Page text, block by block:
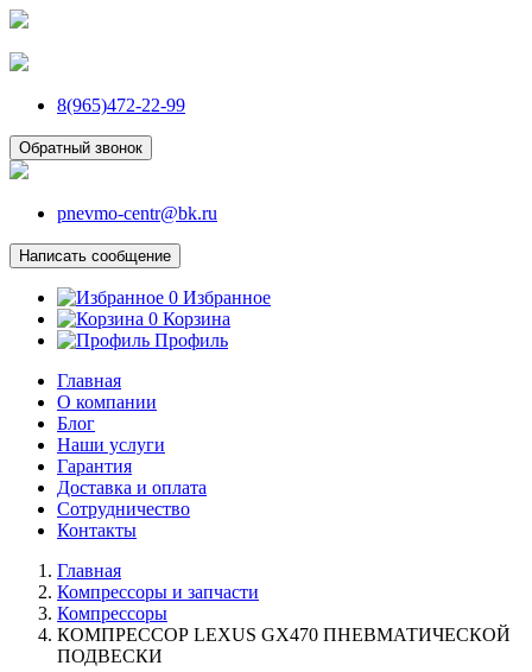
8(965)472-22-99
Обратный звонок
pnevmo-centr@bk.ru
Написать сообщение
0 Избранное
0 Корзина
Профиль
Главная
О компании
Блог
Наши услуги
Гарантия
Доставка и оплата
Сотрудничество
Контакты
Главная
Компрессоры и запчасти
Компрессоры
КОМПРЕССОР LEXUS GX470 ПНЕВМАТИЧЕСКОЙ
ПОДВЕСКИ